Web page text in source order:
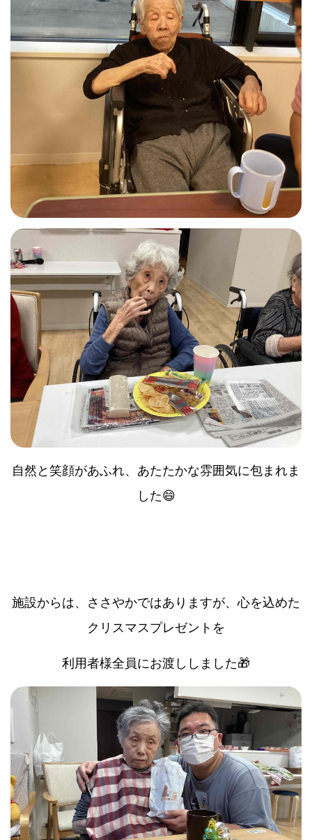
自然と笑顔があふれ、あたたかな雰囲気に包まれま
した😄
施設からは、ささやかではありますが、心を込めた
クリスマスプレゼントを
利用者様全員にお渡ししました🎁